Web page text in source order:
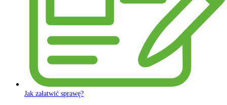
Jak załatwić sprawę?